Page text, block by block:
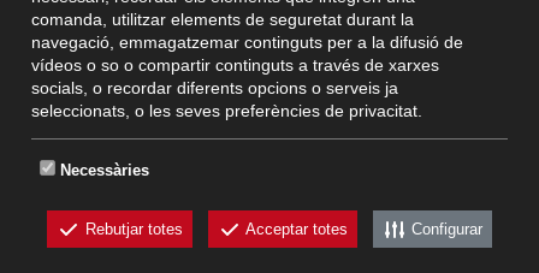
© Vic Comerç 2026 Condicions d'ús i funcionament
Política de
cookies
Avís legal
comanda, utilitzar elements de seguretat durant la
navegació, emmagatzemar continguts per a la difusió de
vídeos o so o compartir continguts a través de xarxes
socials, o recordar diferents opcions o serveis ja
seleccionats, o les seves preferències de privacitat.
Necessàries
Rebutjar totes Acceptar totes Configurar